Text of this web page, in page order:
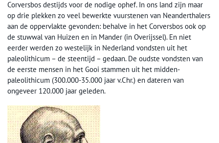
Corversbos destijds voor de nodige ophef. In ons land zijn maar
op drie plekken zo veel bewerkte vuurstenen van Neanderthalers
aan de oppervlakte gevonden: behalve in het Corversbos ook op
de stuwwal van Huizen en in Mander (in Overijssel). En niet
eerder werden zo westelijk in Nederland vondsten uit het
paleolithicum – de steentijd – gedaan. De oudste vondsten van
de eerste mensen in het Gooi stammen uit het midden-
paleolithicum (300.000-35.000 jaar v.Chr.) en dateren van
ongeveer 120.000 jaar geleden.